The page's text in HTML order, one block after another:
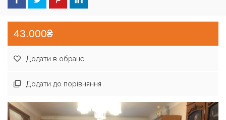
43.000₴
Додати в обране
Додати до порівняння